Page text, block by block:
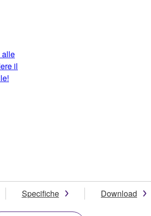
alle
il
Specifiche Download